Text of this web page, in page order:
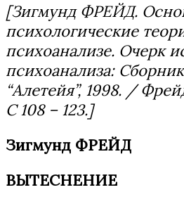
[Зигмунд ФРЕЙД.
психологические
психоанализе. Очерк
психоанализа:
“Алетейя”, 1998. /
С 108 – 123.]
Зигмунд ФРЕЙД
ВЫТЕСНЕНИЕ